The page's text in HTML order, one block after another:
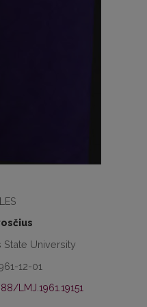
State University
12-01
LMJ.1961.19151